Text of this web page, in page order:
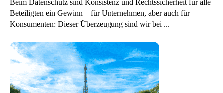
Beim Datenschutz sind Konsistenz und Rechtssicherheit für alle
Beteiligten ein Gewinn – für Unternehmen, aber auch für
Konsumenten: Dieser Überzeugung sind wir bei ...